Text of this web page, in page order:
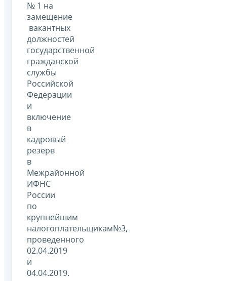
№ 1 на
замещение
вакантных
должностей
государственной
гражданской
службы
Российской
Федерации
и
включение
в
кадровый
резерв
в
Межрайонной
ИФНС
России
по
крупнейшим
налогоплательщикам№3,
проведенного
02.04.2019
и
04.04.2019.